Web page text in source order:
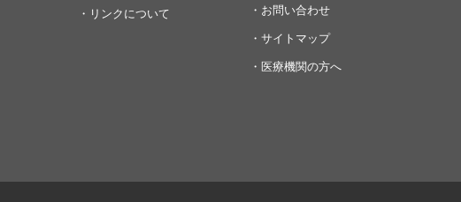
・リンクについて ・お問い合わせ
・サイトマップ
・医療機関の方へ